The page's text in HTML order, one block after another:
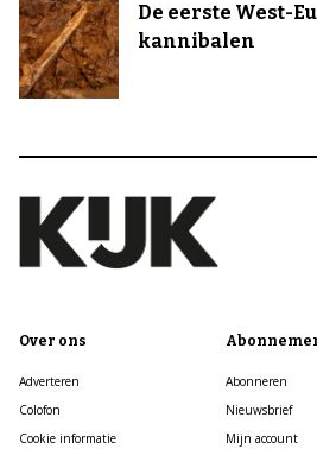
De eerste West-
kannibalen
Over ons
Adverteren
Colofon
Cookie informatie
Abonneren
Nieuwsbrief
Mijn account